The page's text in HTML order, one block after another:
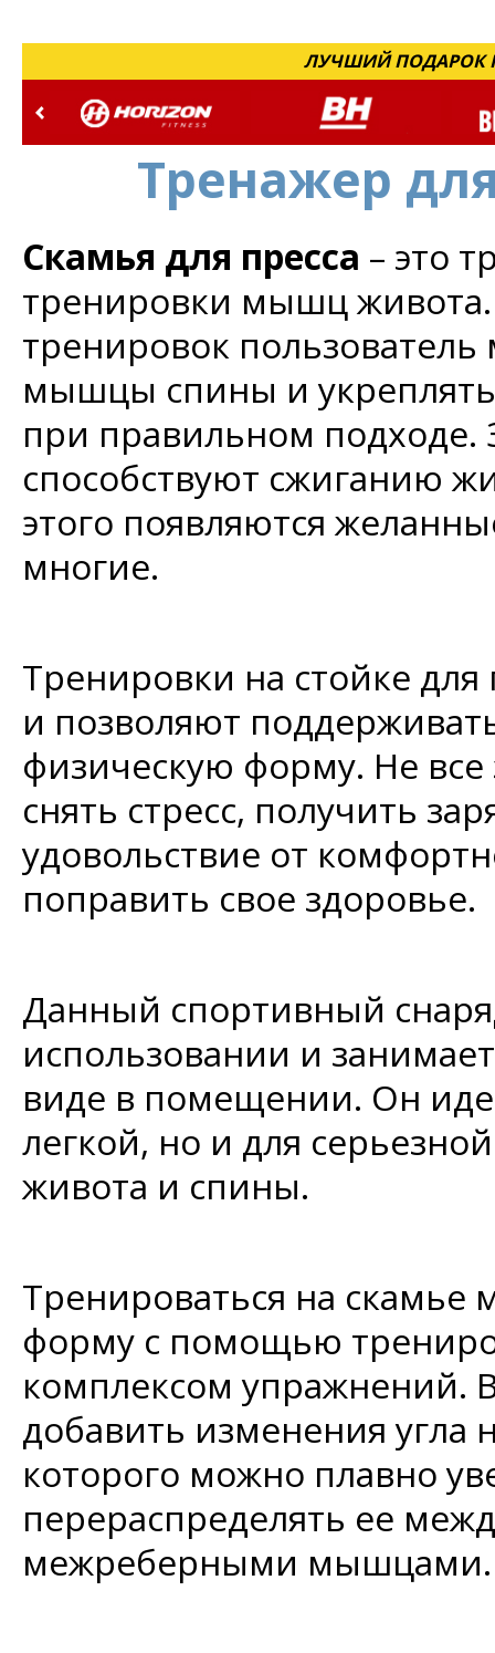
ЛУЧШИЙ ПОДАРОК
Тренажер
Скамья для пресса – это
тренировки мышц
тренировок пользователь
мышцы спины и
при правильном подходе.
способствуют сжиганию
этого появляются
многие.
Тренировки на стойке
и позволяют
физическую форму. Не
снять стресс, получить
удовольствие от
поправить свое здоровье.
Данный спортивный
использовании и
виде в помещении. Он
легкой, но и для
живота и спины.
Тренироваться на
форму с помощью
комплексом упражнений.
добавить изменения
которого можно плавно
перераспределять ее
межреберными мышцами.